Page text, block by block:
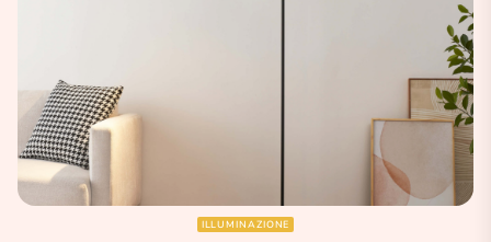
ILLUMINAZIONE